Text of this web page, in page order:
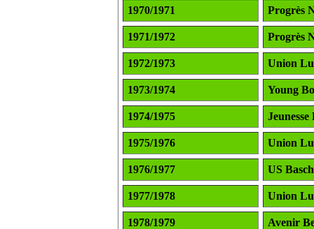
1970/1971 Progrès
1971/1972 Progrès
1972/1973 Union
1973/1974 Young
1974/1975 Jeunesse
1975/1976 Union
1976/1977 US
1977/1978 Union
1978/1979 Avenir